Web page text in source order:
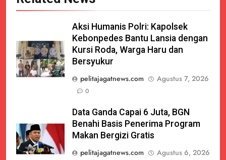
Aksi Humanis Polri: Kapolsek
Kebonpedes Bantu Lansia dengan
Kursi Roda, Warga Haru dan
Bersyukur
pelitajagatnews.com
Agustus 7, 2026
0
Data Ganda Capai 6 Juta, BGN
Benahi Basis Penerima Program
Makan Bergizi Gratis
pelitajagatnews.com
Agustus 6, 2026